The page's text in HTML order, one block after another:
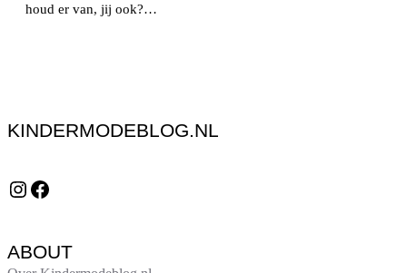
houd er van, jij ook?…
KINDERMODEBLOG.NL
Instagram Facebook
ABOUT